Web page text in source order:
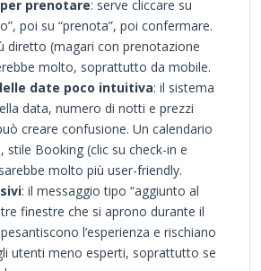
prenotare: serve cliccare su
poi su “prenota”, poi confermare.
diretto (magari con prenotazione
molto, soprattutto da mobile.
date poco intuitiva: il sistema
data, numero di notti e prezzi
creare confusione. Un calendario
stile Booking (clic su check-in e
molto più user-friendly.
: il messaggio tipo “aggiunto al
finestre che si aprono durante il
l’esperienza e rischiano
utenti meno esperti, soprattutto se